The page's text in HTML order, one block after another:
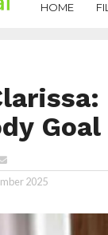
HOME
Goal
2025